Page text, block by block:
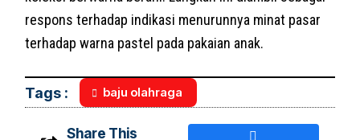
respons terhadap indikasi menurunnya minat pasar
terhadap warna pastel pada pakaian anak.
Tags : baju olahraga
Share This